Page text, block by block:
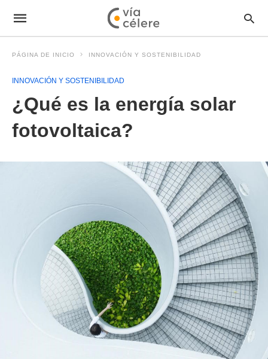
PÁGINA DE INICIO INNOVACIÓN Y SOSTENIBILIDAD
INNOVACIÓN Y SOSTENIBILIDAD
¿Qué es la energía solar
fotovoltaica?